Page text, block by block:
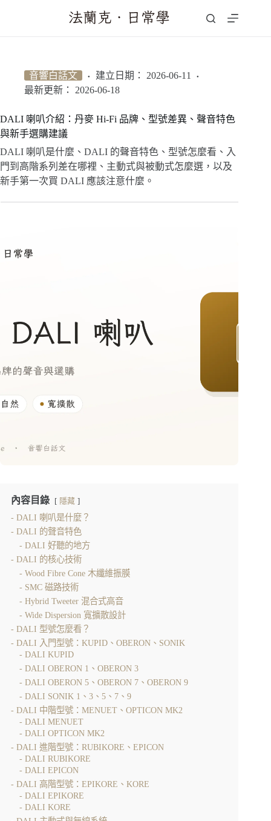
音響白話文 建立日期：
2026-06-11
最新更新：
2026-06-18
DALI 喇叭介紹：丹麥 Hi-Fi 品牌、型號差異、聲音特色
與新手選購建議
DALI 喇叭是什麼、DALI 的聲音特色、型號怎麼看、入
門到高階系列差在哪裡、主動式與被動式怎麼選，以及
新手第一次買 DALI 應該注意什麼。
內容目錄 隱藏
DALI 喇叭是什麼？
DALI 的聲音特色
DALI 好聽的地方
DALI 的核心技術
Wood Fibre Cone 木纖維振膜
SMC 磁路技術
Hybrid Tweeter 混合式高音
Wide Dispersion 寬擴散設計
DALI 型號怎麼看？
DALI 入門型號：KUPID、OBERON、SONIK
DALI KUPID
DALI OBERON 1、OBERON 3
DALI OBERON 5、OBERON 7、OBERON 9
DALI SONIK 1、3、5、7、9
DALI 中階型號：MENUET、OPTICON MK2
DALI MENUET
DALI OPTICON MK2
DALI 進階型號：RUBIKORE、EPICON
DALI RUBIKORE
DALI EPICON
DALI 高階型號：EPIKORE、KORE
DALI EPIKORE
DALI KORE